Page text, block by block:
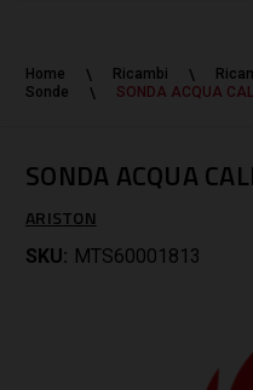
Home Ricambi
Sonde
SONDA ACQUA
SONDA ACQUA
ARISTON
SKU: MTS60001813